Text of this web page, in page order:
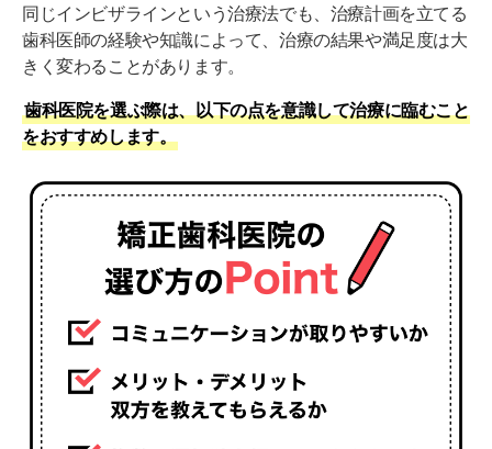
同じインビザラインという治療法でも、治療計画を立てる
歯科医師の経験や知識によって、治療の結果や満足度は大
きく変わることがあります。
歯科医院を選ぶ際は、以下の点を意識して治療に臨むこと
をおすすめします。